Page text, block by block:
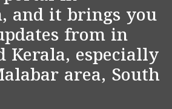
and it brings you
from in
Kerala, especially
area, South